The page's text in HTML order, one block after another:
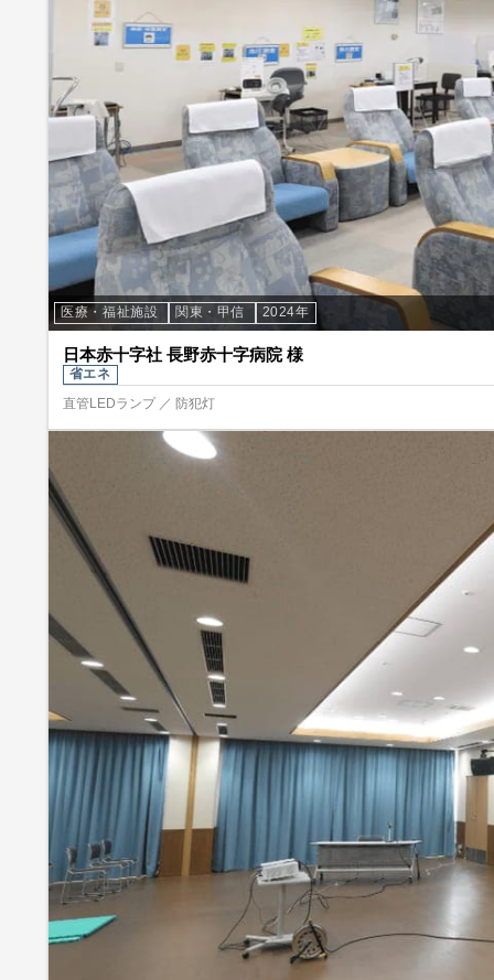
医療・福祉施設 関東・甲信 2024年
日本赤十字社 長野赤十字病院 様
省エネ
直管LEDランプ ／ 防犯灯